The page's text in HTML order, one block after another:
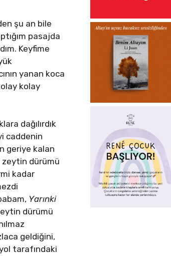
şu an bile
pasajda
Keyfime
yanan koca
kolay
dağılırdık
caddenin
geriye kalan
zeytin dürümü
kadar
Yarınki
dürümü
geldiğini,
tarafındaki